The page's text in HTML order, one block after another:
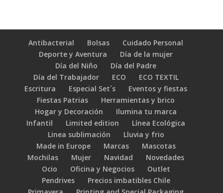
Antibacterial Bolsas
Cuidado Personal
Deporte y Aventura
Día de la mujer
Día del Niño
Día del Padre
Día del Trabajador
ECO
ECO TEXTIL
Escritura
Especial Set´s
Eventos y fiestas
Fiestas Patrias
Herramientas y brico
Hogar y Decoración
Ilumina tu marca
Infantil
Limited edition
Línea Ecológica
Linea sublimación
Lluvia y frio
Made in Europe
Marcas
Mascotas
Mochilas
Mujer Navidad
Novedades
Ocio
Oficina y Negocios
Outlet
Pendrives
Precios imbatibles Chile